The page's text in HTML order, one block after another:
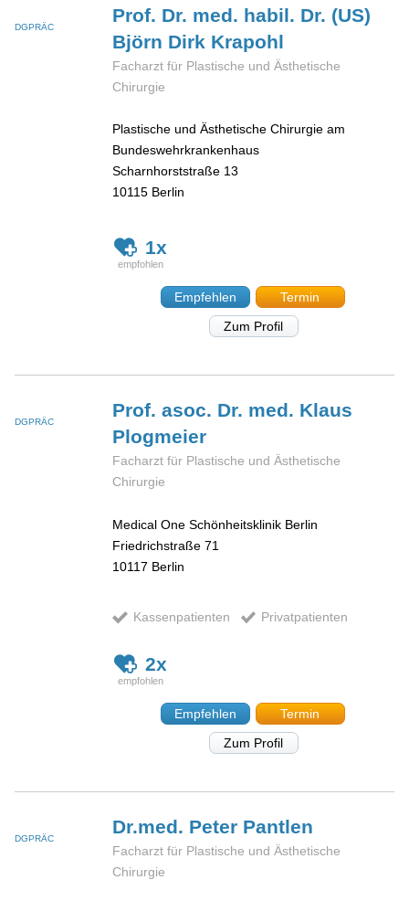
DGPRÄC
Prof. Dr. med. habil. Dr. (US)
Björn Dirk Krapohl
Facharzt für Plastische und Ästhetische
Chirurgie
Plastische und Ästhetische Chirurgie am
Bundeswehrkrankenhaus
Scharnhorststraße 13
10115 Berlin
1x
Empfehlen
Termin
Zum Profil
DGPRÄC
Prof. asoc. Dr. med. Klaus
Plogmeier
Facharzt für Plastische und Ästhetische
Chirurgie
Medical One Schönheitsklinik Berlin
Friedrichstraße 71
10117 Berlin
Kassenpatienten Privatpatienten
2x
Empfehlen
Termin
Zum Profil
DGPRÄC
Dr.med. Peter Pantlen
Facharzt für Plastische und Ästhetische
Chirurgie